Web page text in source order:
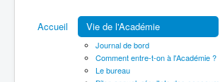
Accueil Vie de l'Académie
Journal de bord
Comment entre-t-on à l'Académie ?
Le bureau